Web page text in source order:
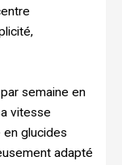
semaine en
vitesse
en glucides
adapté